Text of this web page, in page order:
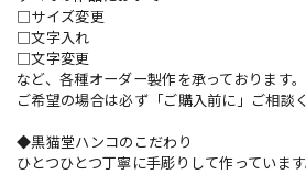
□サイズ変更
□文字入れ
□文字変更
など、各種オーダー製作を承っております。
ご希望の場合は必ず「ご購入前に」ご相談
◆黒猫堂ハンコのこだわり
ひとつひとつ丁寧に手彫りして作っています